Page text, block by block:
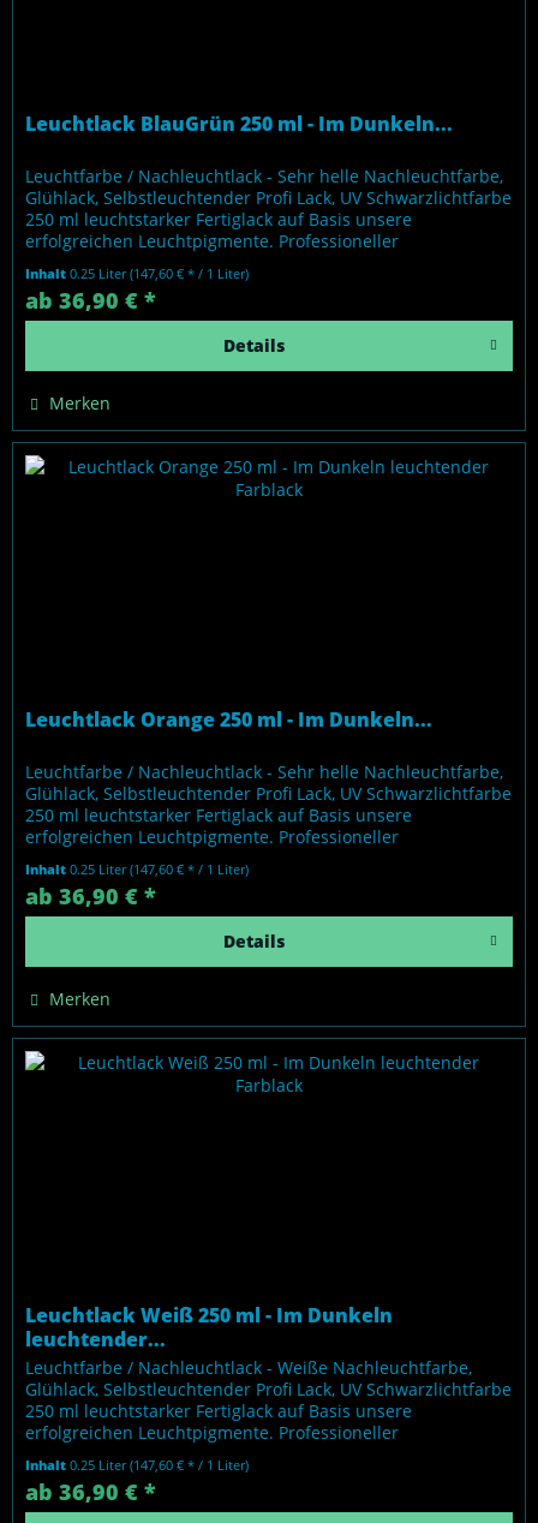
Leuchtlack BlauGrün 250 ml - Im Dunkeln...
Leuchtfarbe / Nachleuchtlack - Sehr helle Nachleuchtfarbe,
Glühlack, Selbstleuchtender Profi Lack, UV Schwarzlichtfarbe
250 ml leuchtstarker Fertiglack auf Basis unsere
erfolgreichen Leuchtpigmente. Professioneller
Inhalt0.25 Liter(147,60 € * / 1 Liter)
ab 36,90 € *
Details
Merken
Leuchtlack Orange 250 ml - Im Dunkeln...
Leuchtfarbe / Nachleuchtlack - Sehr helle Nachleuchtfarbe,
Glühlack, Selbstleuchtender Profi Lack, UV Schwarzlichtfarbe
250 ml leuchtstarker Fertiglack auf Basis unsere
erfolgreichen Leuchtpigmente. Professioneller
Inhalt0.25 Liter(147,60 € * / 1 Liter)
ab 36,90 € *
Details
Merken
Leuchtlack Weiß 250 ml - Im Dunkeln
leuchtender...
Leuchtfarbe / Nachleuchtlack - Weiße Nachleuchtfarbe,
Glühlack, Selbstleuchtender Profi Lack, UV Schwarzlichtfarbe
250 ml leuchtstarker Fertiglack auf Basis unsere
erfolgreichen Leuchtpigmente. Professioneller
Inhalt0.25 Liter(147,60 € * / 1 Liter)
ab 36,90 € *